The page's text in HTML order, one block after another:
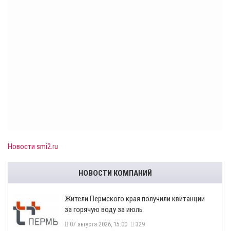
Новости smi2.ru
НОВОСТИ КОМПАНИЙ
​Жители Пермского края получили квитанции
за горячую воду за июль
07 августа 2026, 15:00 329